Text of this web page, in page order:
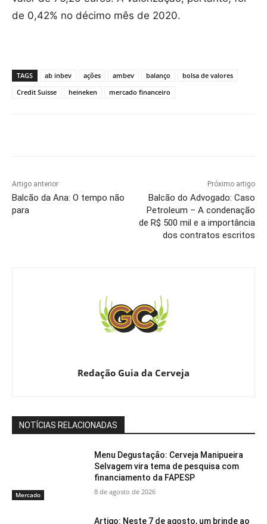
de 0,42% no décimo mês de 2020.
TAGS ab inbev ações ambev balanço
bolsa de valores
Credit Suisse
heineken mercado financeiro
Artigo anterior
Balcão da Ana: O tempo não
para
Próximo artigo
Balcão do Advogado: Caso
Petroleum – A condenação
de R$ 500 mil e a importância
dos contratos escritos
Redação Guia da Cerveja
NOTÍCIAS RELACIONADAS
Mercado
Menu Degustação: Cerveja Manipueira
Selvagem vira tema de pesquisa com
financiamento da FAPESP
8 de agosto de 2026
Artigo: Neste 7 de agosto, um brinde ao